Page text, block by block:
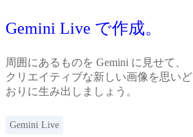
Gemini Live で作成。
周囲にあるものを Gemini に見せて、
クリエイティブな新しい画像を思いど
おりに生み出しましょう。
Gemini Live